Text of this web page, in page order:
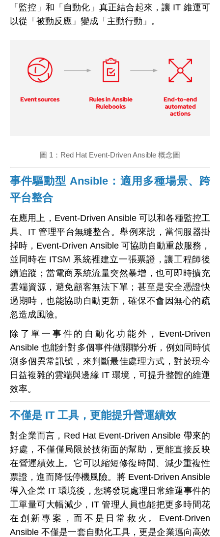
「監控」和「自動化」真正結合起來，讓 IT 維運可
以從「被動反應」變成「主動行動」。
圖 1：Red Hat Event-Driven Ansible 概念圖
事件驅動型 Ansible： 適用多種場景、跨
平台整合
在應用上，Event-Driven Ansible 可以和各種監控工
具、IT 管理平台無縫整合。舉例來說，當伺服器掛
掉時，Event-Driven Ansible 可協助自動重啟服務，
並同時在 ITSM 系統裡建立一張票證，讓工程師後
續追蹤；當電商系統流量突然暴增，也可即時擴充
雲端資源，避免顧客無法下單；甚至是安全憑證快
過期時，也能協助自動更新，確保不會因無心的疏
忽造成風險。
除了單一事件的自動化功能外，Event-Driven
Ansible 也能針對多個事件做關聯分析，例如同時偵
測多個異常訊號，來判斷最佳處理方式，對於現今
日益複雜的雲端與邊緣 IT 環境，可提升整體的維運
效率。
不僅是 IT 工具，更能提升營運績效
對企業而言，Red Hat Event-Driven Ansible 帶來的
好處，不僅僅局限於技術面的幫助，更能直接反映
在營運績效上。它可以縮短修復時間、減少重複性
票證，進而降低停機風險。將 Event-Driven Ansible
導入企業 IT 環境後，您將發現處理日常維運事件的
工單量可大幅減少，IT 管理人員也能把更多時間花
在創新專案，而不是日常救火。 Event-Driven
Ansible不僅是一套自動化工具，更是企業邁向高效